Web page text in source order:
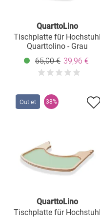
QuarttoLino
Tischplatte für Hochstuhl
Quarttolino - Grau
65,00 € 39,96 €
Outlet 38%
QuarttoLino
Tischplatte für Hochstuhl